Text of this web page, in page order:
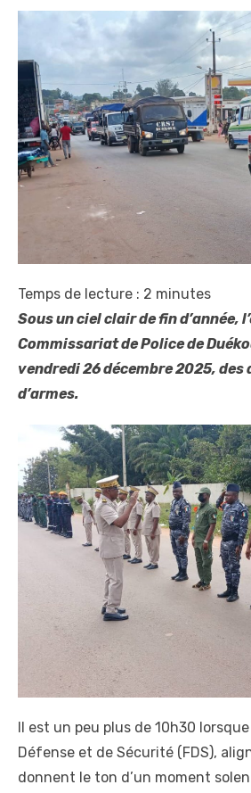
Temps de lecture : 2 minutes
Sous un ciel clair de fin d’année,
Commissariat de Police de
vendredi 26 décembre 2025, des
d’armes.
Il est un peu plus de 10h30
Défense et de Sécurité (FDS),
donnent le ton d’un moment